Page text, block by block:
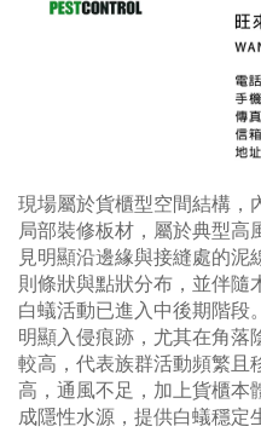
現場屬於貨櫃型空間結構，
局部裝修板材，屬於典型高
見明顯沿邊緣與接縫處的泥
則條狀與點狀分布，並伴隨
白蟻活動已進入中後期階段
明顯入侵痕跡，尤其在角落
較高，代表族群活動頻繁且
高，通風不足，加上貨櫃本
成隱性水源，提供白蟻穩定